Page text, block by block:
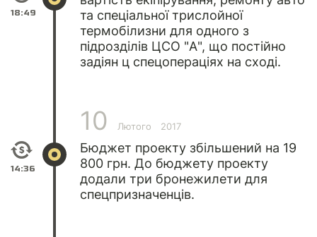
18:49
та спеціальної трислойної
термобілизни для одного з
підрозділів ЦСО "А", що постійно
задіян ц спецопераціях на сході.
14:36
10 Лютого 2017
Бюджет проекту збільшений на 19
800 грн. До бюджету проекту
додали три бронежилети для
спецпризначенців.